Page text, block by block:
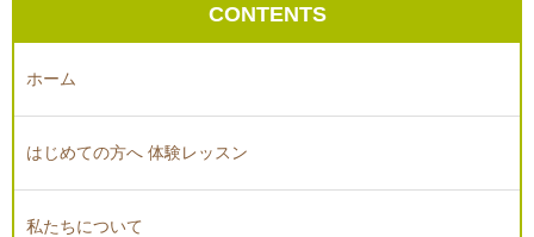
CONTENTS
ホーム
はじめての方へ 体験レッスン
私たちについて